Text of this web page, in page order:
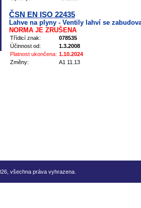
ČSN EN ISO 22435
Lahve na plyny - Ventily lahví se
NORMA JE ZRUŠENA
Třídicí znak:
078535
Účinnost od:
1.3.2008
Platnost ukončena: 1.10.2024
Změny:
A1 11.13
všechna práva vyhrazena.